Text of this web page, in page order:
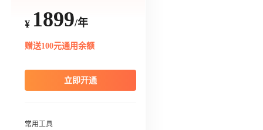
¥ 1899/年
赠送100元通用余额
立即开通
常用工具